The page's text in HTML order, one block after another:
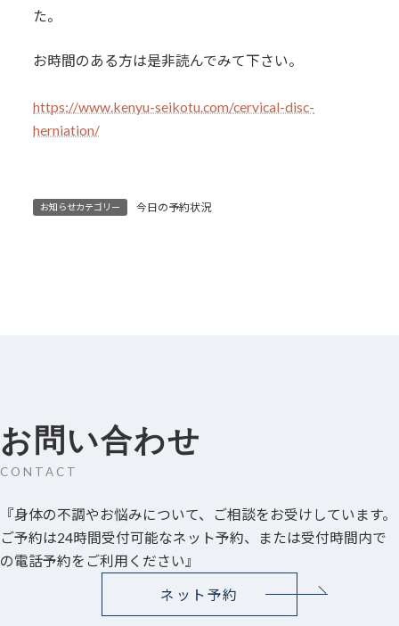
た。
お時間のある方は是非読んでみて下さい。
https://www.kenyu-seikotu.com/cervical-disc-
herniation/
お知らせカテゴリー 今日の予約状況
お問い合わせ
CONTACT
『身体の不調やお悩みについて、ご相談をお受けしています。
ご予約は24時間受付可能なネット予約、または受付時間内で
の電話予約をご利用ください』
ネット予約